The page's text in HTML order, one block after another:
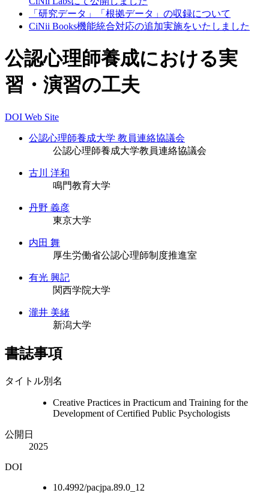
「研究データ」「根拠データ」の収録について
CiNii Books機能統合対応の追加実施をいたしました
公認心理師養成における実
習・演習の工夫
DOI Web Site
公認心理師養成大学 教員連絡協議会
公認心理師養成大学教員連絡協議会
古川 洋和
鳴門教育大学
丹野 義彦
東京大学
内田 舞
厚生労働省公認心理師制度推進室
有光 興記
関西学院大学
瀧井 美緒
新潟大学
書誌事項
タイトル別名
Creative Practices in Practicum and Training for the
Development of Certified Public Psychologists
公開日
2025
DOI
10.4992/pacjpa.89.0_12